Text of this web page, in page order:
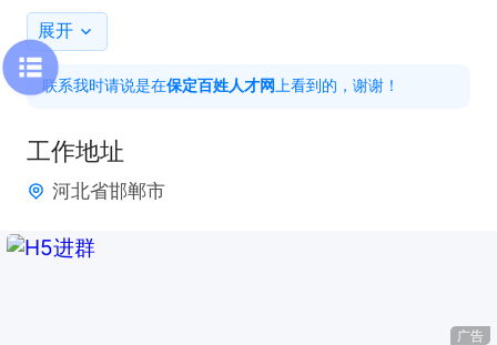
3、有驾照、驾驶经验者优先。
展开
联系我时请说是在保定百姓人才网上看到的，谢谢！
工作地址
河北省邯郸市
广告